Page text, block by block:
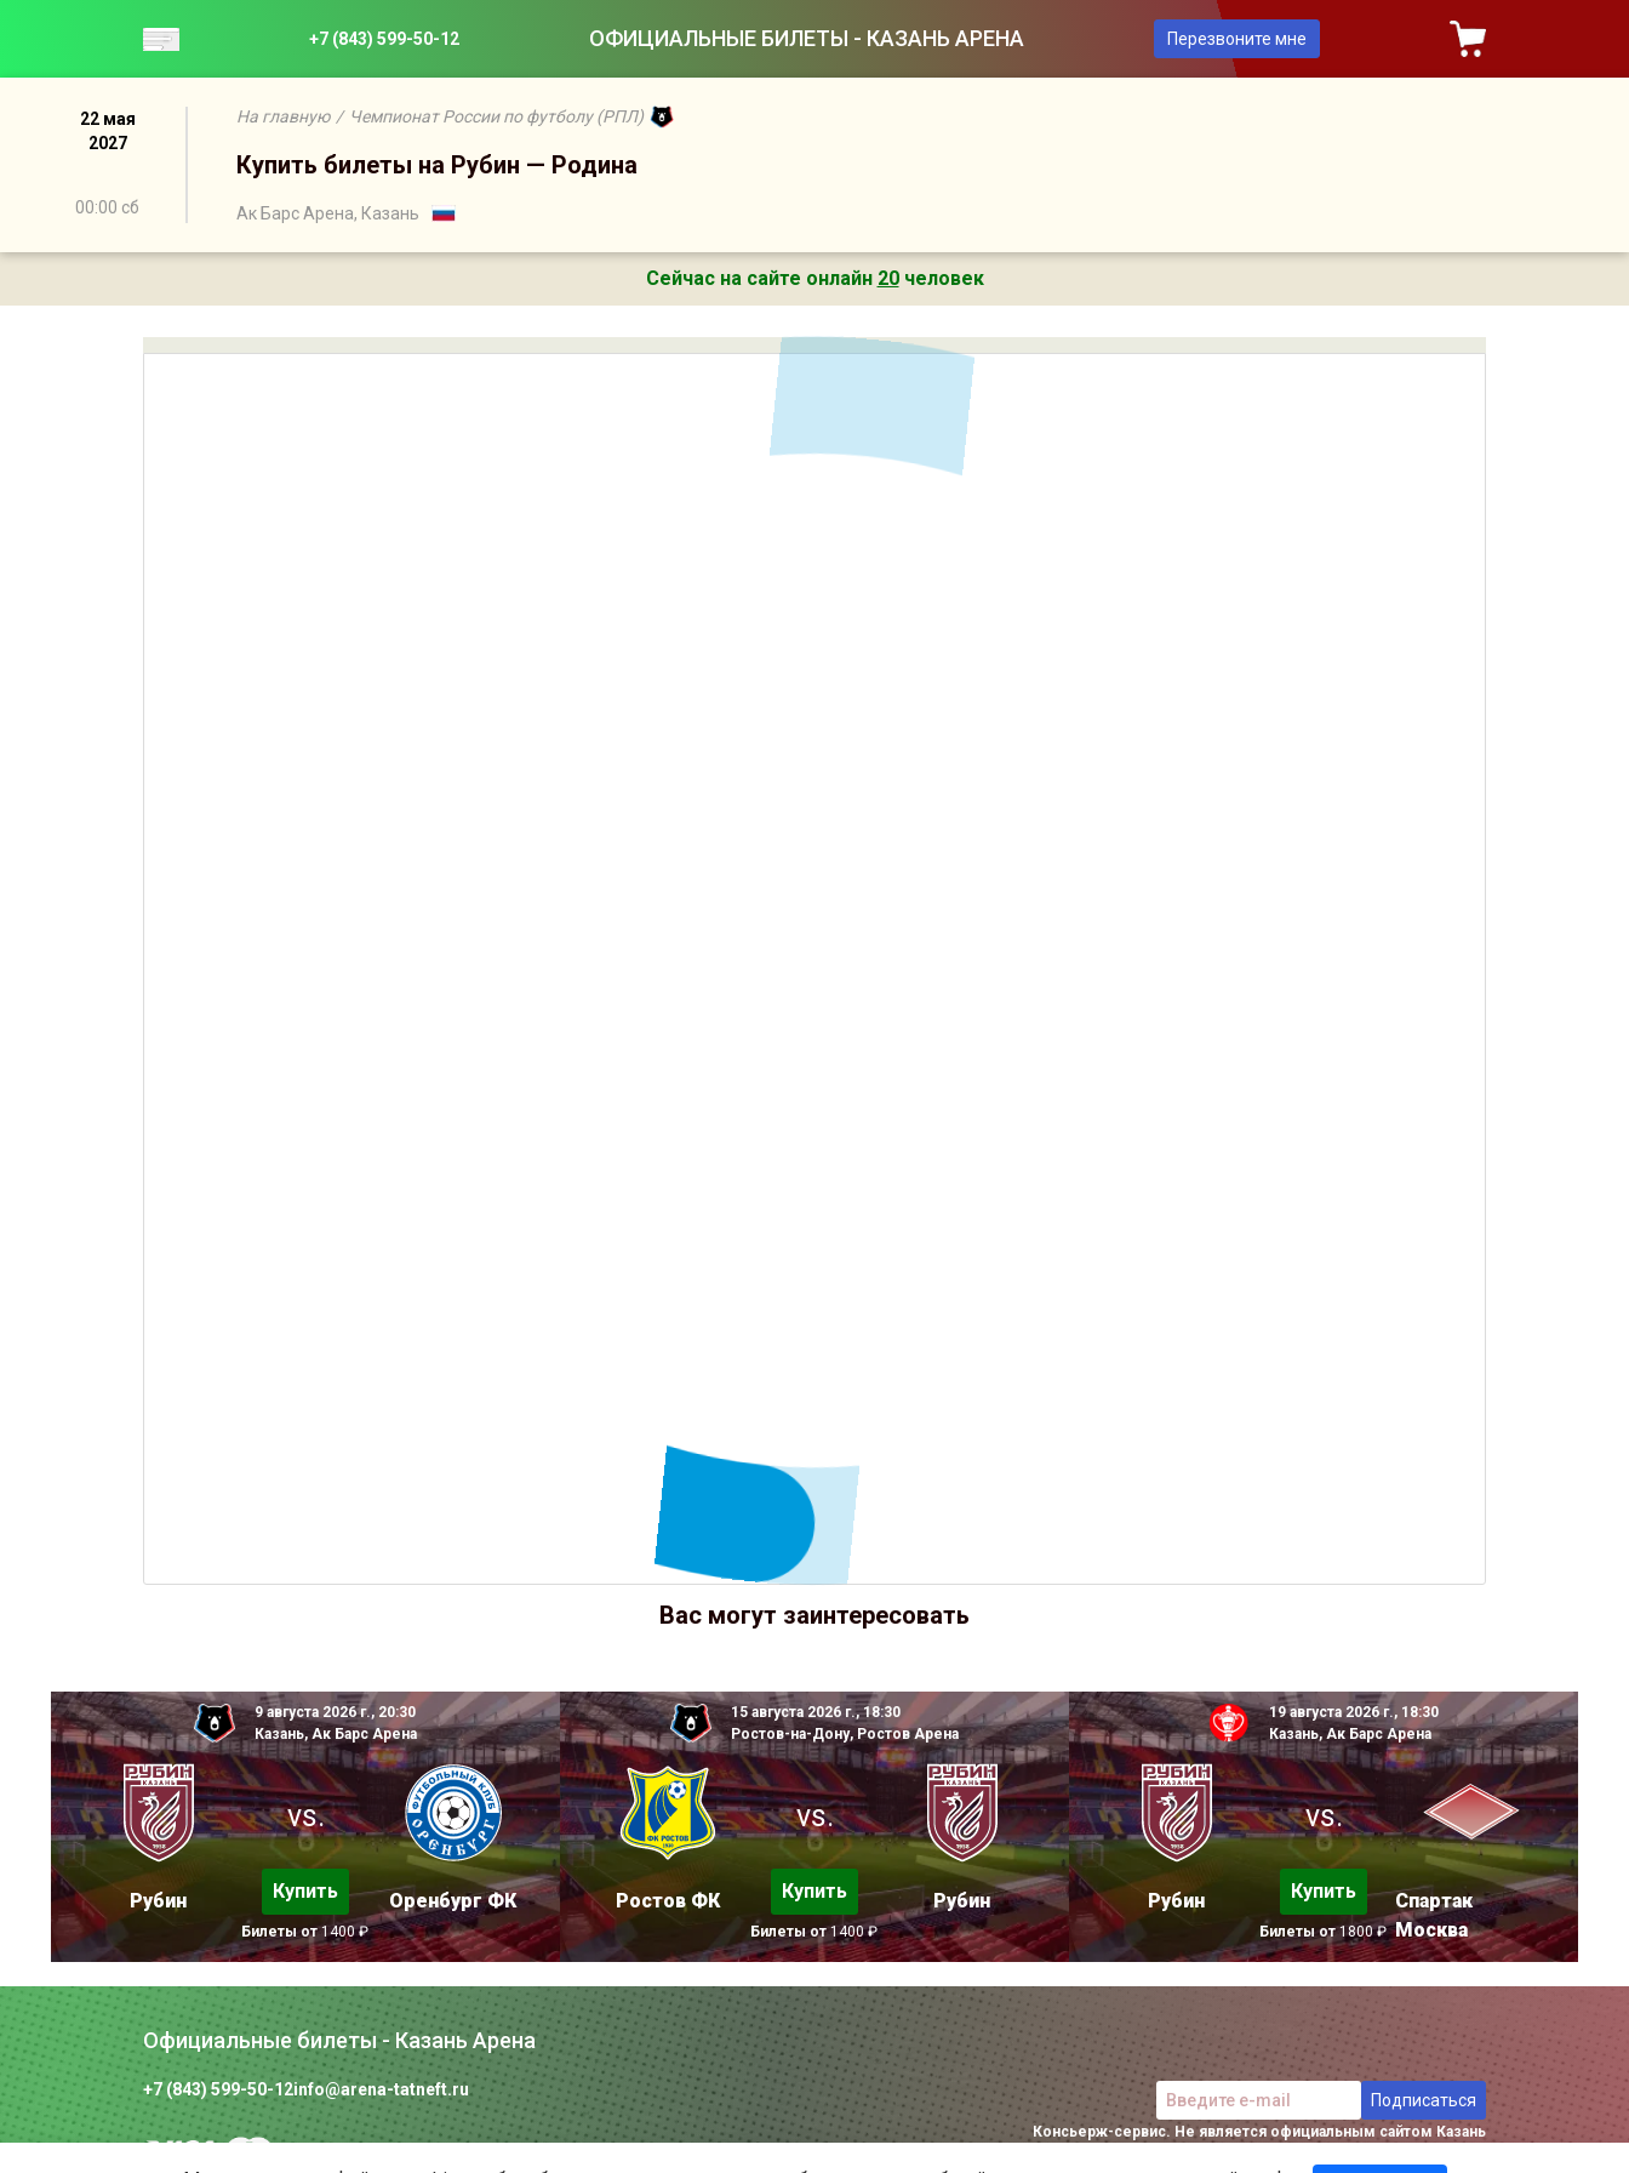
+7 (843) 599-50-12 ОФИЦИАЛЬНЫЕ БИЛЕТЫ - КАЗАНЬ АРЕНА Перезвоните мне
22 мая
2027
00:00 сб
На главную / Чемпионат России по футболу (РПЛ)
Купить билеты на Рубин — Родина
Ак Барс Арена, Казань
Сейчас на сайте онлайн 20человек
Вас могут заинтересовать
9 августа 2026 г., 20:30
Казань, Ак Барс Арена
Рубин
vs.
Купить
Билеты от1400 ₽
Оренбург ФК
15 августа 2026 г., 18:30
Ростов-на-Дону, Ростов Арена
Ростов ФК
vs.
Купить
Билеты от1400 ₽
Рубин
19 августа 2026 г., 18:30
Казань, Ак Барс Арена
Рубин
vs.
Купить
Билеты от1800 ₽
Спартак
Москва
Официальные билеты - Казань Арена
+7 (843) 599-50-12info@arena-tatneft.ru
Подписаться
Консьерж-сервис. Не является официальным сайтом Казань